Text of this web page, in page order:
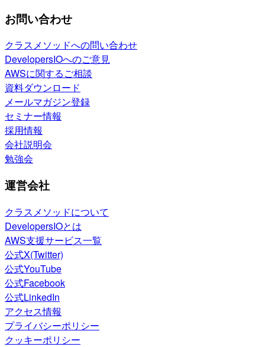
お問い合わせ
クラスメソッドへの問い合わせ
DevelopersIOへのご意見
AWSに関するご相談
資料ダウンロード
メールマガジン登録
セミナー情報
採用情報
会社説明会
勉強会
運営会社
クラスメソッドについて
DevelopersIOとは
AWS支援サービス一覧
公式X(Twitter)
公式YouTube
公式Facebook
公式LinkedIn
アクセス情報
プライバシーポリシー
クッキーポリシー